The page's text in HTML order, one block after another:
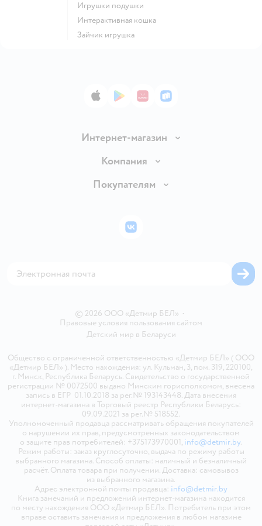
Игрушки подушки
Интерактивная кошка
Зайчик игрушка
App StoreGoogle Play
AppGallery
RuStore
Интернет-магазин
Доставка и оплата
Правила продажи
Политика использования файлов cookie
Компания
Вакансии
Покупателям
Бонусные карты
© 2026 ООО «Детмир БЕЛ» •
Правовые условия пользования сайтом
Детский мир в Беларуси
Общество с ограниченной ответственностью «Детмир БЕЛ» ( ООО
«Детмир БЕЛ» ). Место нахождения: ул. Кульман, 3, пом. 319, 220100,
г. Минск, Республика Беларусь. Свидетельство о государственной
регистрации № 0072500 выдано Минским горисполкомом, внесена
запись в ЕГР 01.10.2018 за рег.№ 193143448. Дата внесения
интернет-магазина в Торговый реестр Республики Беларусь:
09.09.2021 за рег.№ 518552.
Уполномоченный продавца рассматривать обращения покупателей
о нарушении их прав, предусмотренных законодательством
о защите прав потребителей: +375173970001, info@detmir.by.
Режим работы: заказ круглосуточно, выдача по режиму работы
выбранного магазина. Способ оплаты: наличный и безналичный
расчёт. Оплата товара при получении. Доставка: самовывоз
из выбранного магазина.
Адрес электронной почты продавца: info@detmir.by
Книга замечаний и предложений интернет-магазина находится
по месту нахождения ООО «Детмир БЕЛ». Потребитель при этом
вправе оставить замечания и предложения в любом магазине
ВКонтакте